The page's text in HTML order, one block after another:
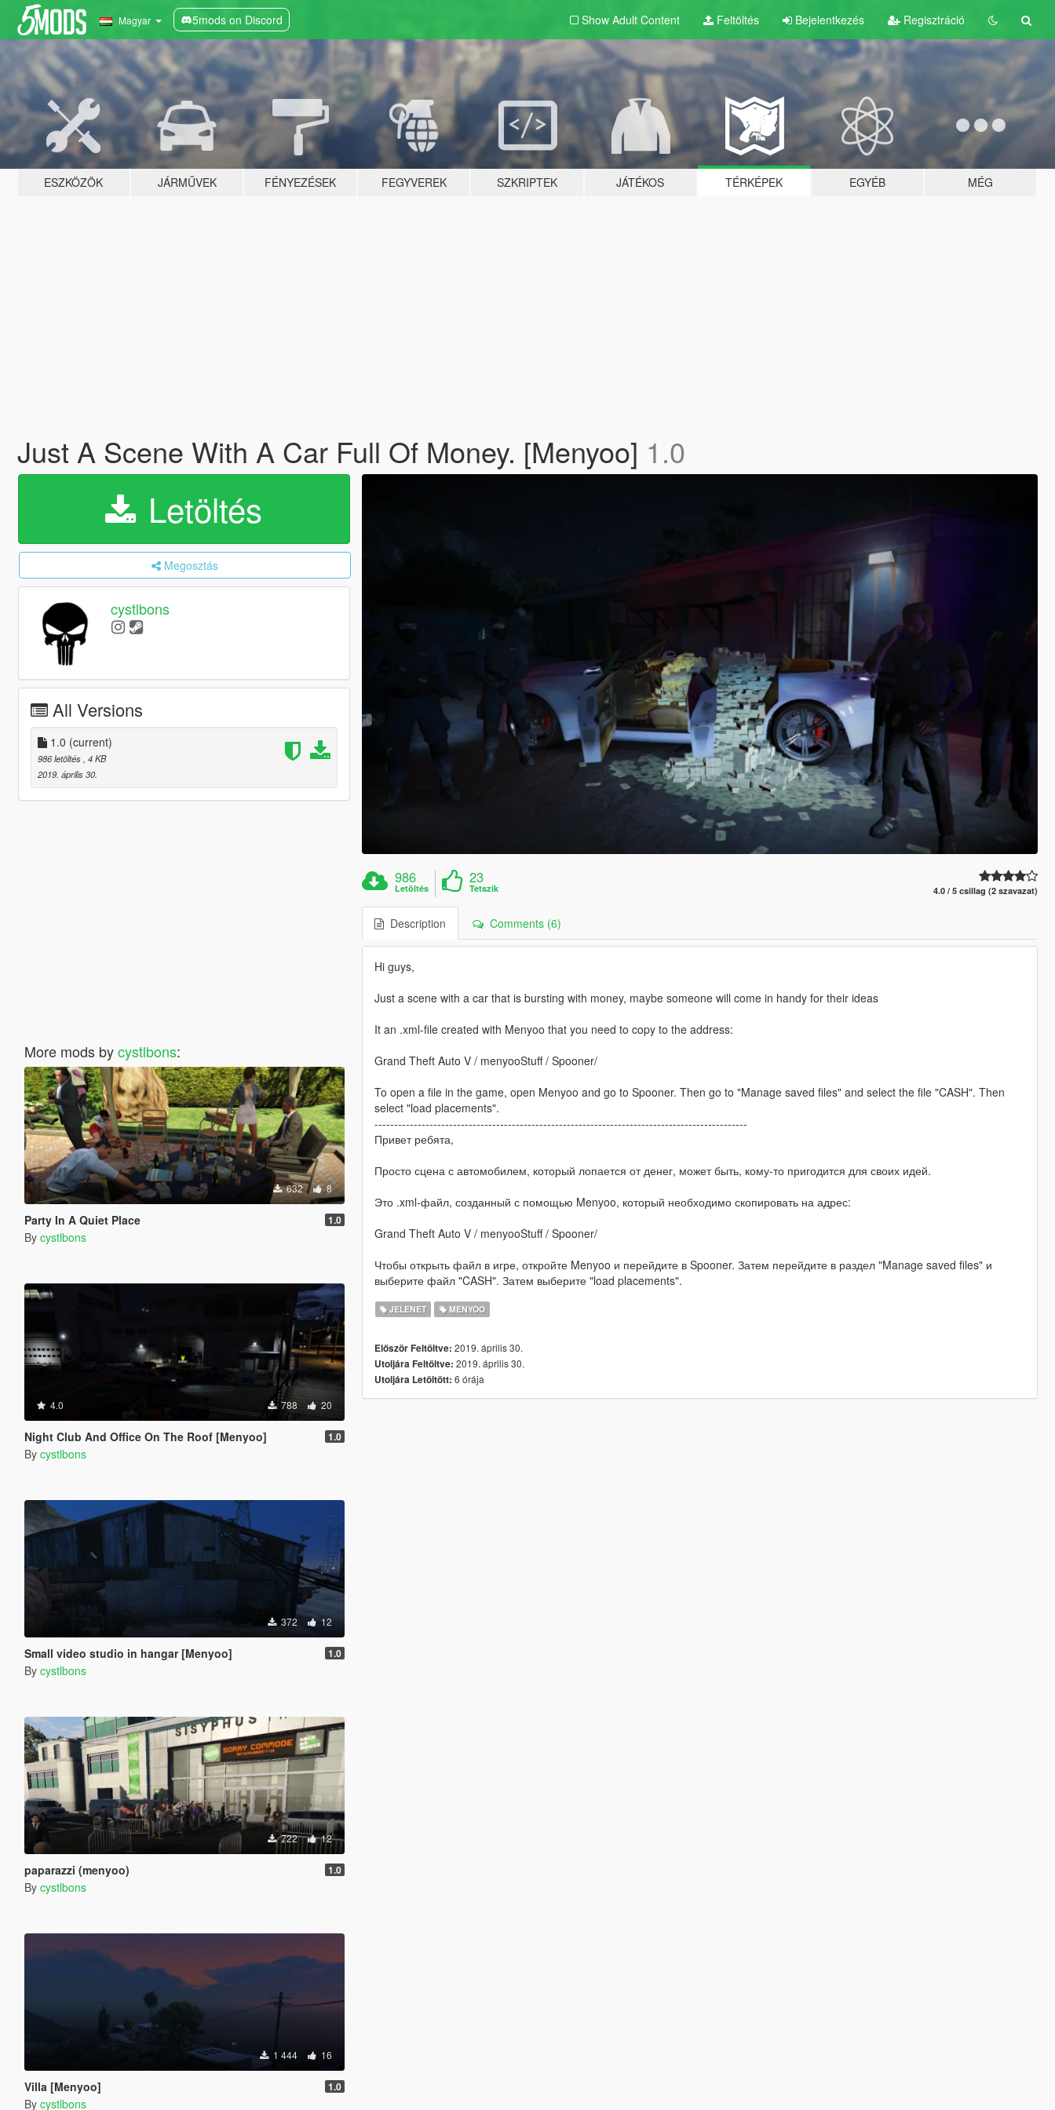
Magyar 5mods on Discord Show Adult Content Feltöltés Bejelentkezés Regisztráció
ESZKÖZÖK JÁRMŰVEK FÉNYEZÉSEK FEGYVEREK SZKRIPTEK JÁTÉKOS TÉRKÉPEK EGYÉB MÉG
Just A Scene With A Car Full Of Money. [Menyoo] 1.0
Letöltés
Megosztás
cystlbons
All Versions
1.0 (current)
986 letöltés , 4 KB
2019. április 30.
More mods bycystlbons:
632 8
Party In A Quiet Place 1.0
By cystlbons
4.0 788 20
Night Club And Office On The Roof [Menyoo] 1.0
By cystlbons
372 12
Small video studio in hangar [Menyoo] 1.0
By cystlbons
722 12
paparazzi (menyoo) 1.0
By cystlbons
1 444 16
Villa [Menyoo] 1.0
By cystlbons
986
Letöltés
23
Tetszik 4.0 / 5 csillag (2 szavazat)
Description Comments (6)
Hi guys,
Just a scene with a car that is bursting with money, maybe someone will come in handy for their ideas
It an .xml-file created with Menyoo that you need to copy to the address:
Grand Theft Auto V / menyooStuff / Spooner/
To open a file in the game, open Menyoo and go to Spooner. Then go to "Manage saved files" and select the file "CASH". Then
select "load placements".
-----------------------------------------------------------------------------------------------
Привет ребята,
Просто сцена с автомобилем, который лопается от денег, может быть, кому-то пригодится для своих идей.
Это .xml-файл, созданный с помощью Menyoo, который необходимо скопировать на адрес:
Grand Theft Auto V / menyooStuff / Spooner/
Чтобы открыть файл в игре, откройте Menyoo и перейдите в Spooner. Затем перейдите в раздел "Manage saved files" и
выберите файл "CASH". Затем выберите "load placements".
JELENET MENYOO
Először Feltöltve: 2019. április 30.
Utoljára Feltöltve: 2019. április 30.
Utoljára Letöltött: 6 órája